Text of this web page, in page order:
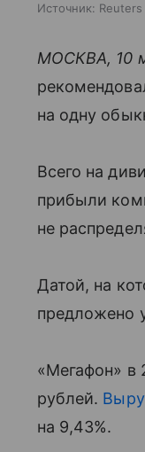
Источник: Reuters
МОСКВА, 10
на одну
Всего на
прибыли
не
Датой, на
предложено
«Мегафон» в
рублей.
на 9,43%.